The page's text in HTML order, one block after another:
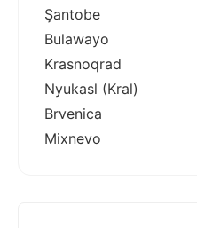
Şantobe
Bulawayo
Krasnoqrad
Nyukasl (Kral)
Brvenica
Mixnevo